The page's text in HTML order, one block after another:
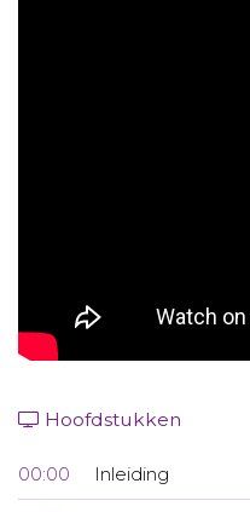
Hoofdstukken
00:00 Inleiding